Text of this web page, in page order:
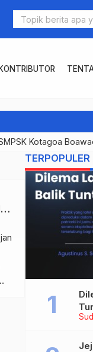
Kamera Menjadi
seperti Pesta Babi
Kotagoa
TERPOPULER